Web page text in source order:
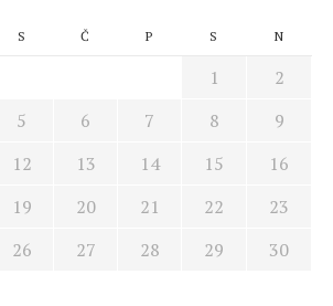
S Č P S N
1
2
5 6 7 8
9
12 13 14 15
16
19 20 21 22
23
26 27 28 29
30